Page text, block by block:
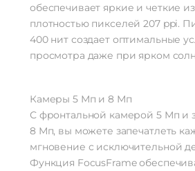
обеспечивает яркие и четкие
плотностью пикселей 207 ppi.
400 нит создает оптимальные
просмотра даже при ярком
Камеры 5 Мп и 8 Мп
С фронтальной камерой 5 Мп и
8 Мп, вы можете запечатлеть
мгновение с исключительной
Функция FocusFrame